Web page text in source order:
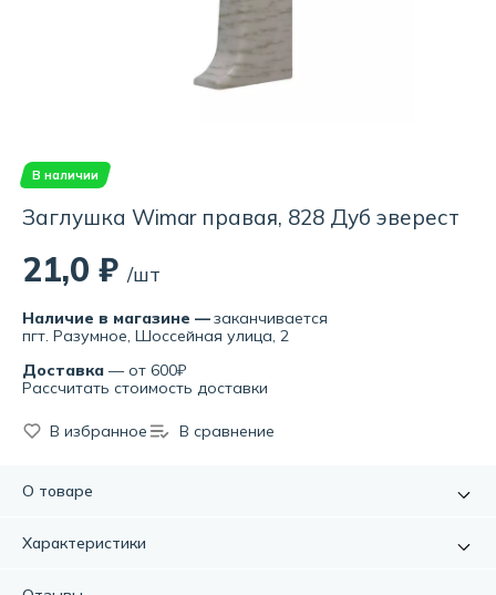
В наличии
Заглушка Wimar правая, 828 Дуб эверест
21,0 ₽ /шт
Наличие в магазине —заканчивается
пгт. Разумное, Шоссейная улица, 2
Доставка — от 600₽
Рассчитать стоимость доставки
В избранное В сравнение
О товаре
специального отверстия заглушки надежно закрепляются
Характеристики